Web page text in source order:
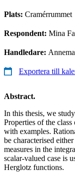
Plats: Cramérrummet
Respondent: Mina
Handledare:
Exportera till
Abstract.
In this thesis, we
Properties of the
with examples.
be characterised
measures in the
scalar-valued case is
Herglotz functions.